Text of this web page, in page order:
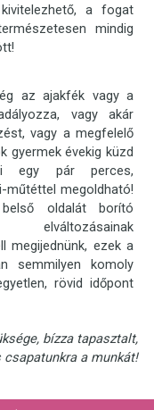
a fogat
mindig
az ajakfék vagy a
vagy akár
vagy a megfelelő
gyermek évekig küzd
egy pár perces,
műtéttel megoldható!
oldalát borító
elváltozásainak
megijednünk, ezek a
semmilyen komoly
rövid időpont
bízza tapasztalt,
a munkát!